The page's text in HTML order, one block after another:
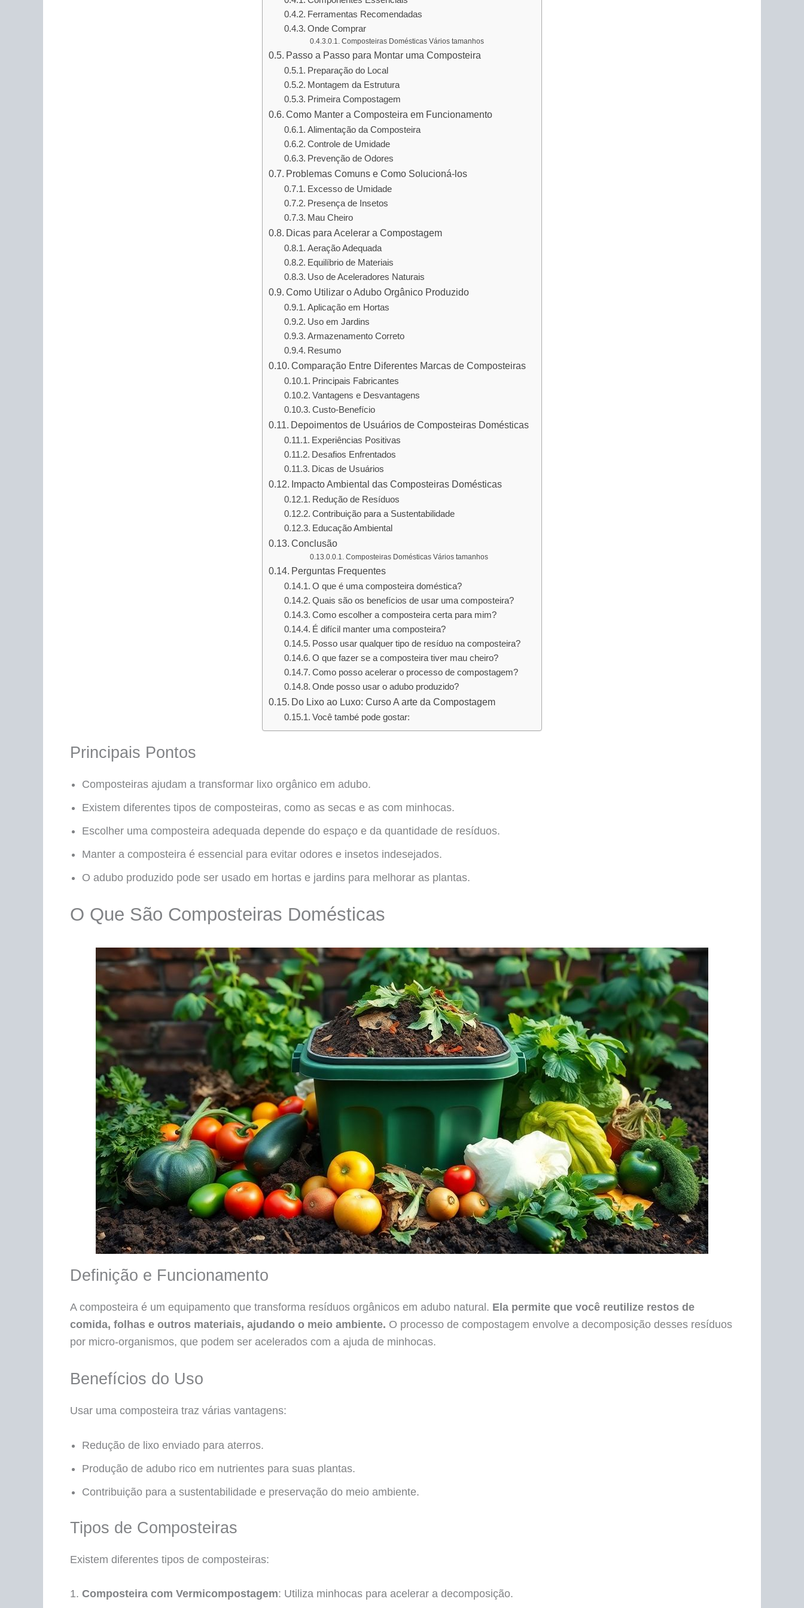
Ferramentas Recomendadas
Onde Comprar
Composteiras Domésticas Vários tamanhos
Passo a Passo para Montar uma Composteira
Preparação do Local
Montagem da Estrutura
Primeira Compostagem
Como Manter a Composteira em Funcionamento
Alimentação da Composteira
Controle de Umidade
Prevenção de Odores
Problemas Comuns e Como Solucioná-los
Excesso de Umidade
Presença de Insetos
Mau Cheiro
Dicas para Acelerar a Compostagem
Aeração Adequada
Equilíbrio de Materiais
Uso de Aceleradores Naturais
Como Utilizar o Adubo Orgânico Produzido
Aplicação em Hortas
Uso em Jardins
Armazenamento Correto
Resumo
Comparação Entre Diferentes Marcas de Composteiras
Principais Fabricantes
Vantagens e Desvantagens
Custo-Benefício
Depoimentos de Usuários de Composteiras Domésticas
Experiências Positivas
Desafios Enfrentados
Dicas de Usuários
Impacto Ambiental das Composteiras Domésticas
Redução de Resíduos
Contribuição para a Sustentabilidade
Educação Ambiental
Conclusão
Composteiras Domésticas Vários tamanhos
Perguntas Frequentes
O que é uma composteira doméstica?
Quais são os benefícios de usar uma composteira?
Como escolher a composteira certa para mim?
É difícil manter uma composteira?
Posso usar qualquer tipo de resíduo na composteira?
O que fazer se a composteira tiver mau cheiro?
Como posso acelerar o processo de compostagem?
Onde posso usar o adubo produzido?
Do Lixo ao Luxo: Curso A arte da Compostagem
Você també pode gostar:
Principais Pontos
Composteiras ajudam a transformar lixo orgânico em adubo.
Existem diferentes tipos de composteiras, como as secas e as com minhocas.
Escolher uma composteira adequada depende do espaço e da quantidade de resíduos.
Manter a composteira é essencial para evitar odores e insetos indesejados.
O adubo produzido pode ser usado em hortas e jardins para melhorar as plantas.
O Que São Composteiras Domésticas
Definição e Funcionamento
A composteira é um equipamento que transforma resíduos orgânicos em adubo natural. Ela permite que você reutilize restos de
comida, folhas e outros materiais, ajudando o meio ambiente. O processo de compostagem envolve a decomposição desses resíduos
por micro-organismos, que podem ser acelerados com a ajuda de minhocas.
Benefícios do Uso
Usar uma composteira traz várias vantagens:
Redução de lixo enviado para aterros.
Produção de adubo rico em nutrientes para suas plantas.
Contribuição para a sustentabilidade e preservação do meio ambiente.
Tipos de Composteiras
Existem diferentes tipos de composteiras:
Composteira com Vermicompostagem: Utiliza minhocas para acelerar a decomposição.